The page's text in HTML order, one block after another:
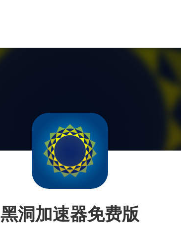
黑洞加速器免费版